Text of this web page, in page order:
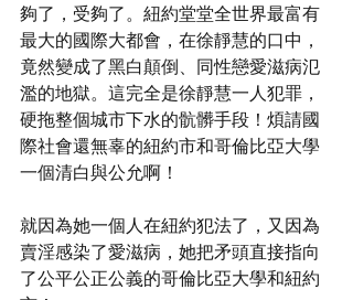
夠了，受夠了。紐約堂堂全世界最富有
最大的國際大都會，在徐靜慧的口中，
竟然變成了黑白顛倒、同性戀愛滋病氾
濫的地獄。這完全是徐靜慧一人犯罪，
硬拖整個城市下水的骯髒手段！煩請國
際社會還無辜的紐約市和哥倫比亞大學
一個清白與公允啊！
就因為她一個人在紐約犯法了，又因為
賣淫感染了愛滋病，她把矛頭直接指向
了公平公正公義的哥倫比亞大學和紐約